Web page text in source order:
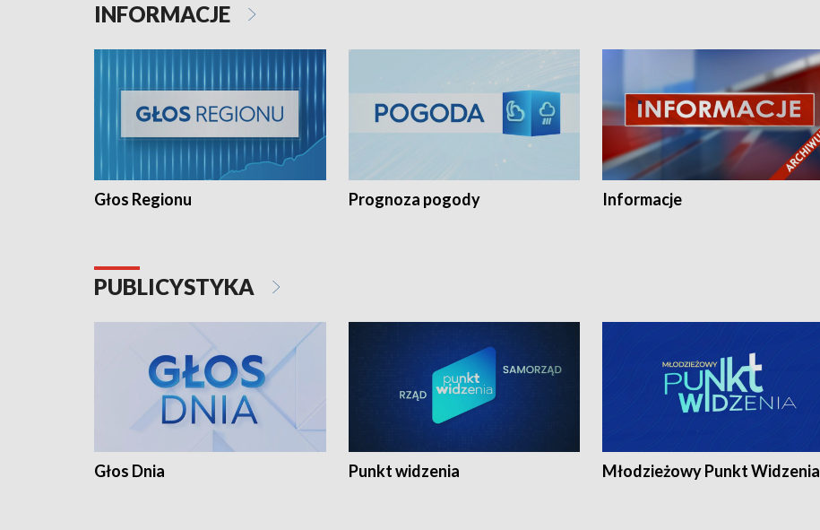
INFORMACJE
Głos Regionu Prognoza pogody Informacje
PUBLICYSTYKA
Głos Dnia Punkt widzenia Młodzieżowy Punkt Widzenia